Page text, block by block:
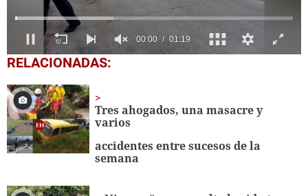
0
seconds
1
minute,
19
seconds
RELACIONADAS:
Tres ahogados, una masacre y
varios
accidentes entre sucesos de la
semana